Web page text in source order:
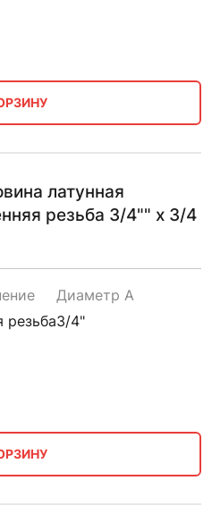
латунная
резьба 3/4"" х 3/4
резьба
Диаметр A
3/4"